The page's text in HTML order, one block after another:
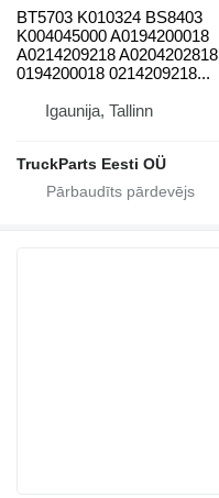
BT5703 K010324 BS8403
K004045000 A0194200018
A0214209218 A0204202818
0194200018 0214209218...
Igaunija, Tallinn
TruckParts Eesti OÜ